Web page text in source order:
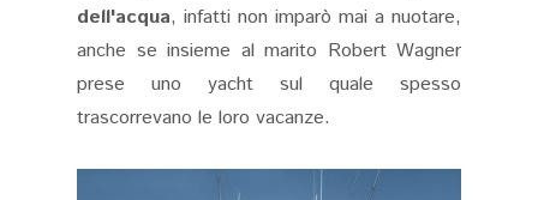
dell'acqua, infatti non imparò mai a nuotare,
anche se insieme al marito Robert Wagner
prese uno yacht sul quale spesso
trascorrevano le loro vacanze.